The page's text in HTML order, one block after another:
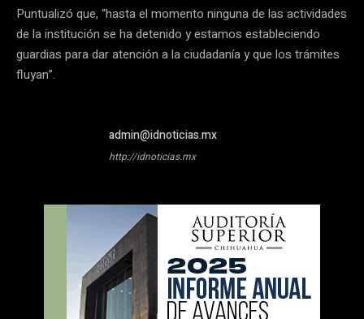
Puntualizó que, “hasta el momento ninguna de las actividades
de la institución se ha detenido y estamos estableciendo
guardias para dar atención a la ciudadanía y que los trámites
fluyan”.
admin@idnoticias.mx
http://idnoticias.mx